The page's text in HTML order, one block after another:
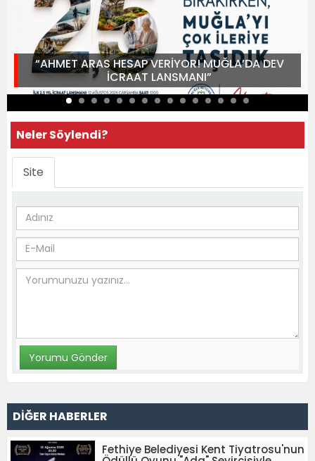
“AHMET ARAS HESAP VERİYOR! MUĞLA’DA DEV
İCRAAT LANSMANI”
Neler Söylendi?
Site
DİĞER HABERLER
Fethiye Belediyesi Kent Tiyatrosu'nun